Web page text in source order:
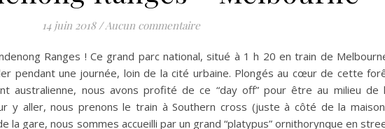
14 juin 2018 /Aucun commentaire
Ranges ! Ce grand parc national, situé à 1 h 20 en train de
pendant une journée, loin de la cité urbaine. Plongés au cœur de cette
australienne, nous avons profité de ce “day off” pour être au milieu de
y aller, nous prenons le train à Southern cross (juste à côté de la
la gare, nous sommes accueilli par un grand “platypus” ornithorynque en